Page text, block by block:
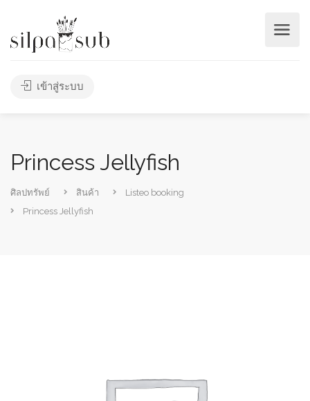
เข้าสู่ระบบ
Princess Jellyfish
ศิลปทรัพย์ สินค้า
Listeo booking
Princess Jellyfish